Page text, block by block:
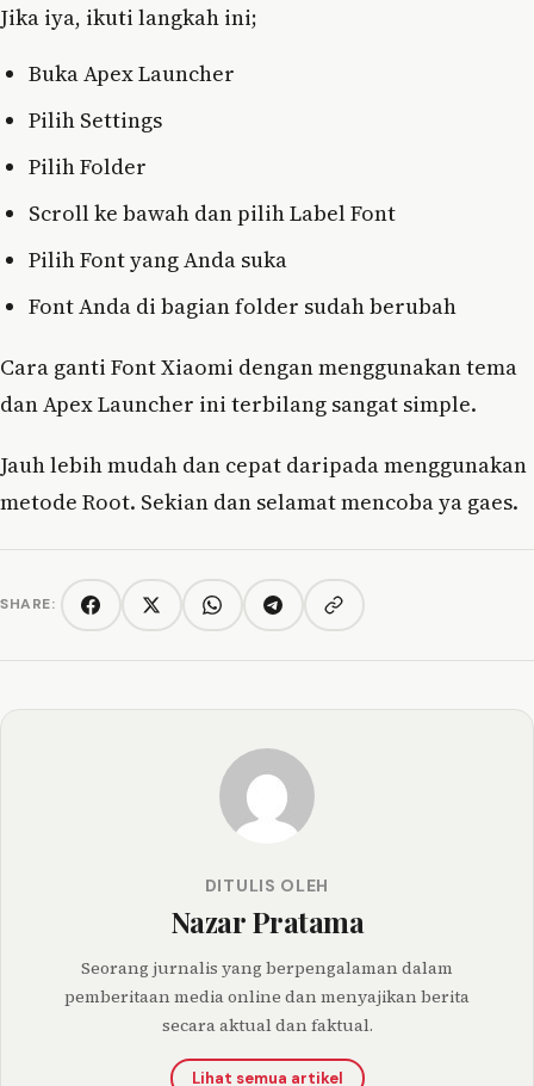
Jika iya, ikuti langkah ini;
Buka Apex Launcher
Pilih Settings
Pilih Folder
Scroll ke bawah dan pilih Label Font
Pilih Font yang Anda suka
Font Anda di bagian folder sudah berubah
Cara ganti Font Xiaomi dengan menggunakan tema
dan Apex Launcher ini terbilang sangat simple.
Jauh lebih mudah dan cepat daripada menggunakan
metode Root. Sekian dan selamat mencoba ya gaes.
SHARE: FacebookTwitter/XWhatsAppTelegramCopy link
DITULIS OLEH
Nazar Pratama
Seorang jurnalis yang berpengalaman dalam
pemberitaan media online dan menyajikan berita
secara aktual dan faktual.
Lihat semua artikel